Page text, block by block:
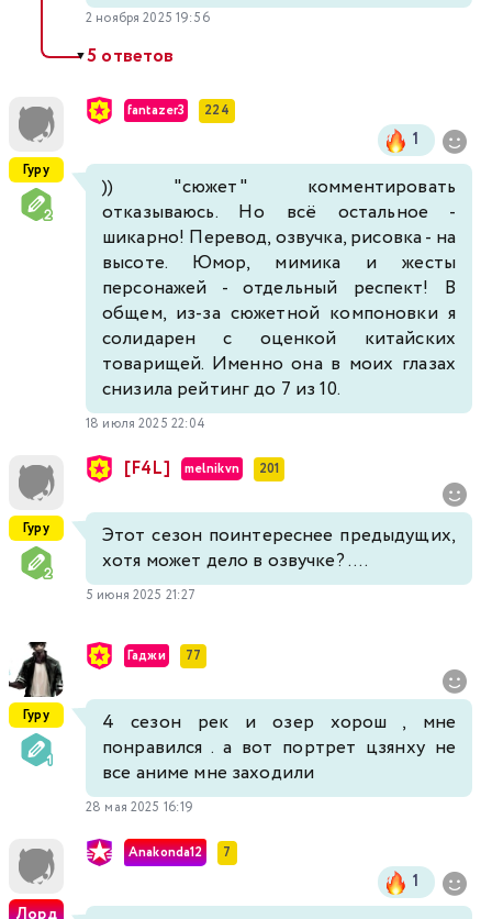
2 ноября 2025 19:56
▼5 ответов
Гуру
fantazer3 224
1
)) "сюжет" комментировать
отказываюсь. Но всё остальное -
шикарно! Перевод, озвучка, рисовка - на
высоте. Юмор, мимика и жесты
персонажей - отдельный респект! В
общем, из-за сюжетной компоновки я
солидарен с оценкой китайских
товарищей. Именно она в моих глазах
снизила рейтинг до 7 из 10.
18 июля 2025 22:04
Гуру
[F4L] melnikvn 201
Этот сезон поинтереснее предыдущих,
хотя может дело в озвучке? ....
5 июня 2025 21:27
Гуру
Гаджи 77
4 сезон рек и озер хорош , мне
понравился . а вот портрет цзянху не
все аниме мне заходили
28 мая 2025 16:19
Anakonda12 7
1